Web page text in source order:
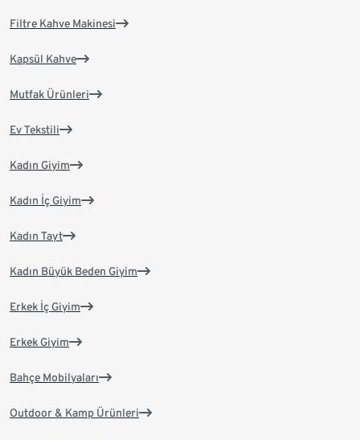
Filtre Kahve Makinesi
Kapsül Kahve
Mutfak Ürünleri
Ev Tekstili
Kadın Giyim
Kadın İç Giyim
Kadın Tayt
Kadın Büyük Beden Giyim
Erkek İç Giyim
Erkek Giyim
Bahçe Mobilyaları
Outdoor & Kamp Ürünleri